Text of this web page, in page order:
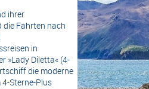
ihrer
die Fahrten nach
in
»Lady Diletta« (4-
die moderne
Sterne-Plus